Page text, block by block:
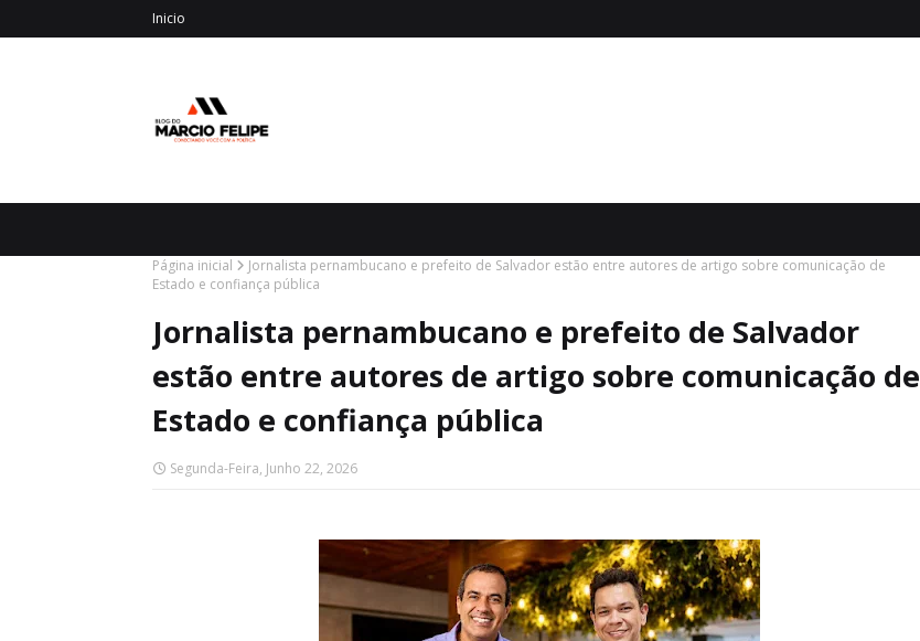
Inicio
Página inicial
Jornalista pernambucano e prefeito de Salvador estão entre autores de artigo sobre comunicação de
Estado e confiança pública
Jornalista pernambucano e prefeito de Salvador
estão entre autores de artigo sobre comunicação de
Estado e confiança pública
Segunda-Feira, Junho 22, 2026